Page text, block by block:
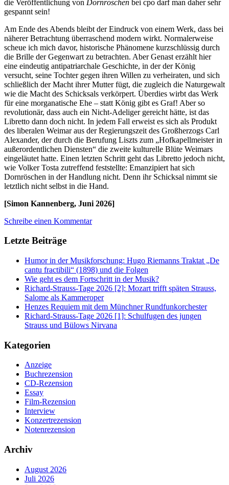
die Veröffentlichung von Dornröschen bei cpo darf man daher sehr
gespannt sein!
Am Ende des Abends bleibt der Eindruck von einem Werk, dass bei
näherer Betrachtung überraschend modern wirkt. Normalerweise
scheue ich mich davor, historische Phänomene kurzschlüssig durch
die Brille der Gegenwart zu betrachten. Aber Genast erzählt hier
eine eindeutig antipatriarchale Geschichte, in der der König
versucht, seine Tochter gegen ihren Willen zu verheiraten, und sich
schließlich der Macht ihrer Mutter fügt, die zugleich die Naturgewalt
wie die Macht des Schicksals verkörpert. Überdies wirbt das Werk
für eine morganatische Ehe – statt König gibt es Graf! Aber so
revolutionär, dass auch ein Nicht-Adeliger gereicht hätte, ist das
Libretto dann doch nicht. In jedem Fall erweist es sich als Produkt
des liberalen Weimar aus der Regierungszeit des Großherzogs Carl
Alexander, der durch die Berufung Liszts zum „Hofkapellmeister in
außerordentlichen Diensten“ die zweite kulturelle Blüte Weimars
eingeläutet hatte. Einen letzten Schritt geht das Libretto jedoch nicht,
wie Volker Tosta zutreffend feststellte: Emanzipiert hat sich
Dornröschen in der Handlung nicht. Denn ihr Schicksal nimmt sie
letztlich nicht selbst in die Hand.
[Simon Kannenberg, Juni 2026]
Schreibe einen Kommentar
Letzte Beiträge
Humor in der Musikforschung: Hugo Riemanns Traktat „De
cantu fractibili“ (1898) und die Folgen
Wie geht es dem Fortschritt in der Musik?
Richard-Strauss-Tage 2026 [2]: Mozart trifft späten Strauss,
Salome als Kammeroper
Henzes Requiem mit dem Münchner Rundfunkorchester
Richard-Strauss-Tage 2026 [1]: Schulfugen des jungen
Strauss und Bülows Nirvana
Kategorien
Anzeige
Buchrezension
CD-Rezension
Essay
Film-Rezension
Interview
Konzertrezension
Notenrezension
Archiv
August 2026
Juli 2026